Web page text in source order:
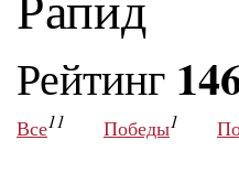
Рейтинг
Все11 Победы1